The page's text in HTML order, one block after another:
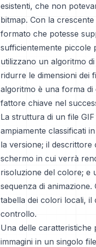
esistenti, che non
bitmap. Con la
formato che potesse
sufficientemente piccole
utilizzano un algoritmo
ridurre le dimensioni dei
algoritmo è una forma di
fattore chiave nel
La struttura di un file
ampiamente classificati
la versione; il
schermo in cui verrà
risoluzione del colore; e
sequenza di
tabella dei colori locali, il
controllo.
Una delle caratteristiche
immagini in un singolo